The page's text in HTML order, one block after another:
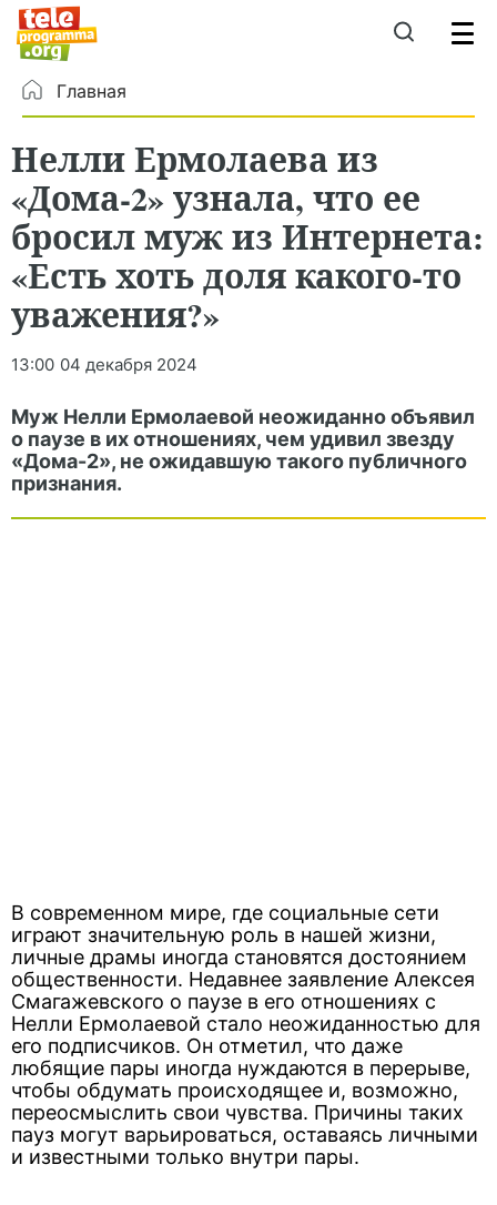
Главная
Нелли Ермолаева из
«Дома-2» узнала, что ее
бросил муж из Интернета:
«Есть хоть доля какого-то
уважения?»
13:00 04 декабря 2024
Муж Нелли Ермолаевой неожиданно объявил
о паузе в их отношениях, чем удивил звезду
«Дома-2», не ожидавшую такого публичного
признания.
В современном мире, где социальные сети
играют значительную роль в нашей жизни,
личные драмы иногда становятся достоянием
общественности. Недавнее заявление Алексея
Смагажевского о паузе в его отношениях с
Нелли Ермолаевой стало неожиданностью для
его подписчиков. Он отметил, что даже
любящие пары иногда нуждаются в перерыве,
чтобы обдумать происходящее и, возможно,
переосмыслить свои чувства. Причины таких
пауз могут варьироваться, оставаясь личными
и известными только внутри пары.